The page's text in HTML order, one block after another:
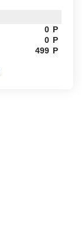
0 Р
0 Р
499 Р